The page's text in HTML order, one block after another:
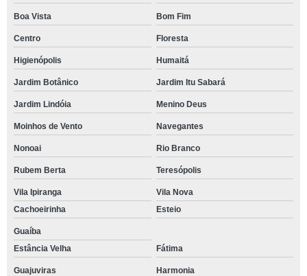
Boa Vista Bom Fim
Centro Floresta
Higienópolis Humaitá
Jardim Botânico Jardim Itu Sabará
Jardim Lindóia Menino Deus
Moinhos de Vento Navegantes
Nonoai Rio Branco
Rubem Berta Teresópolis
Vila Ipiranga
Vila Nova
Cachoeirinha
Esteio
Guaíba
Estância Velha
Fátima
Guajuviras Harmonia